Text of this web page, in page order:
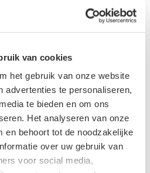
van cookies
het gebruik van onze website
advertenties te personaliseren,
te bieden en om ons
Het analyseren van onze
en behoort tot de noodzakelijke
over uw gebruik van
voor social media,
zijn hier drie praktische tips:
vijf jaar vanaf het moment van
zoals marketingmateriaal,
en
geregistreerde waren en
gebruik kunt aantonen.